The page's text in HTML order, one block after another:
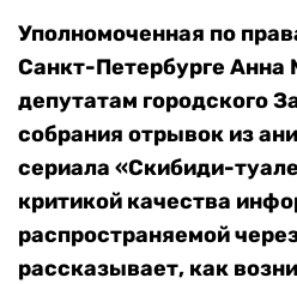
Уполномоченная по
Санкт-Петербурге Анна
депутатам городского
собрания отрывок из
сериала «Скибиди-
критикой качества
распространяемой
рассказывает, как